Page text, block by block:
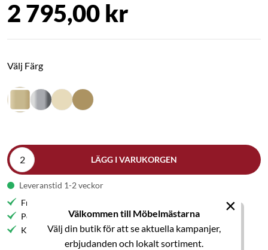
Välkommen till Möbelmästarna
Välj din butik för att se aktuella kampanjer,
erbjudanden och lokalt sortiment.
×
2 795,00 kr
Välj Färg
LÄGG I VARUKORGEN
Leveranstid 1-2 veckor
Fri frakt till butik
Personlig service
Kvalitetsmöbler